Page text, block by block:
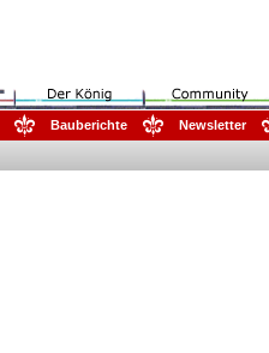
Bauberichte Newsletter